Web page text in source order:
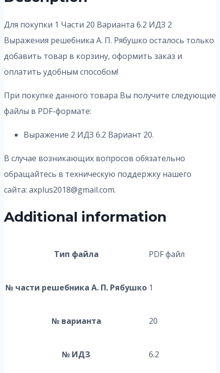
Для покупки 1 Части 20 Варианта 6.2 ИДЗ 2
Выражения решебника А. П. Рябушко осталось только
добавить товар в корзину, оформить заказ и
оплатить удобным способом!
При покупке данного товара Вы получите следующие
файлы в PDF-формате:
Выражение 2 ИДЗ 6.2 Вариант 20.
В случае возникающих вопросов обязательно
обращайтесь в техническую поддержку нашего
сайта: axplus2018@gmail.com.
Additional information
Тип файла PDF файл
№ части решебника А. П. Рябушко 1
№ варианта 20
№ ИДЗ 6.2